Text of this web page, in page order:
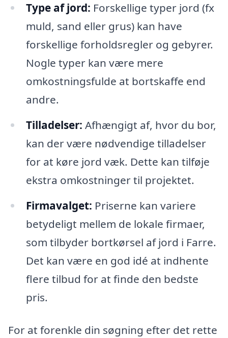
Type af jord: Forskellige typer jord (fx
muld, sand eller grus) kan have
forskellige forholdsregler og gebyrer.
Nogle typer kan være mere
omkostningsfulde at bortskaffe end
andre.
Tilladelser: Afhængigt af, hvor du bor,
kan der være nødvendige tilladelser
for at køre jord væk. Dette kan tilføje
ekstra omkostninger til projektet.
Firmavalget: Priserne kan variere
betydeligt mellem de lokale firmaer,
som tilbyder bortkørsel af jord i Farre.
Det kan være en god idé at indhente
flere tilbud for at finde den bedste
pris.
For at forenkle din søgning efter det rette